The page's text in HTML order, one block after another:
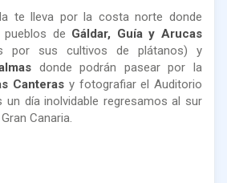
te lleva por la costa norte donde
de Gáldar, Guía y Arucas
por sus cultivos de plátanos) y
donde podrán pasear por la
Canteras y fotografiar el Auditorio
un día inolvidable regresamos al sur
Canaria.